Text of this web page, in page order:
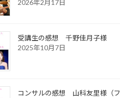
2026年2月17日
受講生の感想 千野佳月子様
2025年10月7日
コンサルの感想 山科友里様（フ